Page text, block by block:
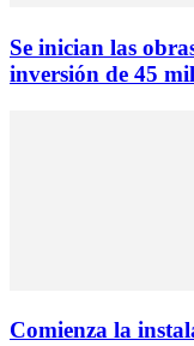
Se inician las
inversión de 45
Comienza la